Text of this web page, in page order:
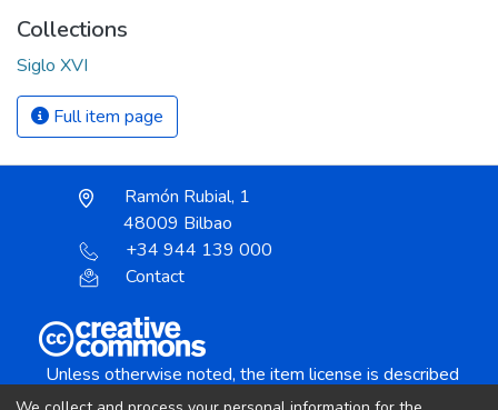
Collections
Siglo XVI
Full item page
Ramón Rubial, 1
48009 Bilbao
+34 944 139 000
Contact
Unless otherwise noted, the item license is described